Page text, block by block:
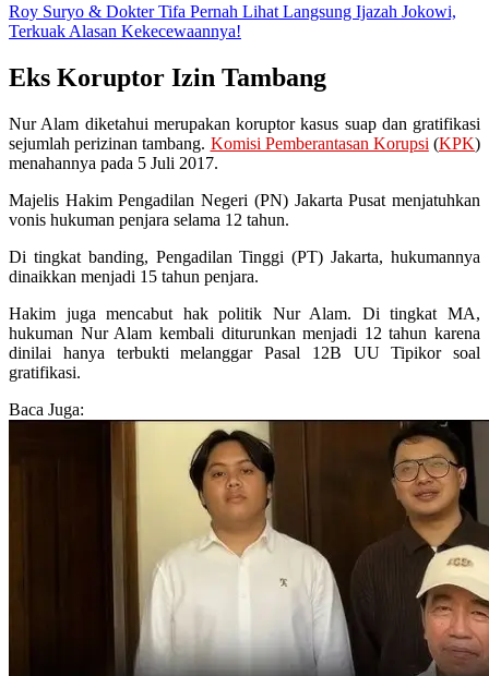
Roy Suryo & Dokter Tifa Pernah Lihat Langsung Ijazah Jokowi,
Terkuak Alasan Kekecewaannya!
Eks Koruptor Izin Tambang
Nur Alam diketahui merupakan koruptor kasus suap dan gratifikasi
sejumlah perizinan tambang. Komisi Pemberantasan Korupsi (KPK)
menahannya pada 5 Juli 2017.
Majelis Hakim Pengadilan Negeri (PN) Jakarta Pusat menjatuhkan
vonis hukuman penjara selama 12 tahun.
Di tingkat banding, Pengadilan Tinggi (PT) Jakarta, hukumannya
dinaikkan menjadi 15 tahun penjara.
Hakim juga mencabut hak politik Nur Alam. Di tingkat MA,
hukuman Nur Alam kembali diturunkan menjadi 12 tahun karena
dinilai hanya terbukti melanggar Pasal 12B UU Tipikor soal
gratifikasi.
Baca Juga: